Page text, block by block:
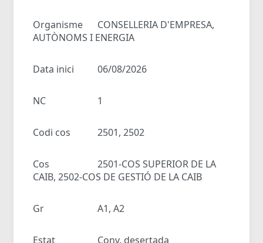
Organisme
CONSELLERIA D'EMPRESA,
AUTÒNOMS I ENERGIA
Data inici 06/08/2026
NC 1
Codi cos 2501, 2502
Cos
2501-COS SUPERIOR DE LA
CAIB, 2502-COS DE GESTIÓ DE LA CAIB
Gr A1, A2
Estat Conv. desertada